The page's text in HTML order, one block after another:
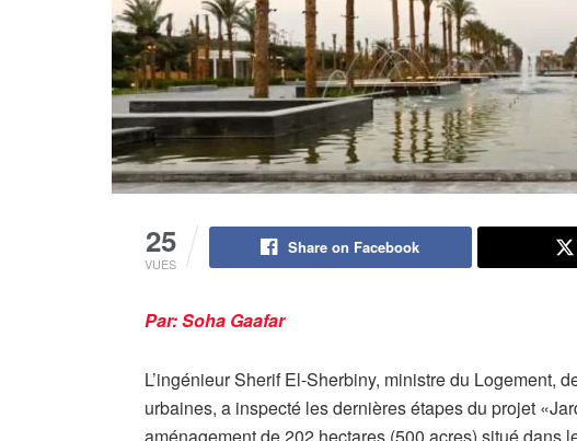
25
VUES
Share on Facebook
Par: Soha Gaafar
L’ingénieur Sherif El-Sherbiny, ministre du Logement,
urbaines, a inspecté les dernières étapes du projet
aménagement de 202 hectares (500 acres) situé dans